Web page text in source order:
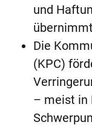
und
Die
(KPC)
– meist in